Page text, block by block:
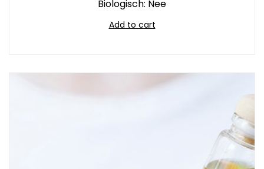
Biologisch: Nee
Add to cart